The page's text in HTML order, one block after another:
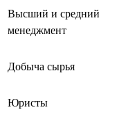
Высший и средний
менеджмент
Добыча сырья
Юристы